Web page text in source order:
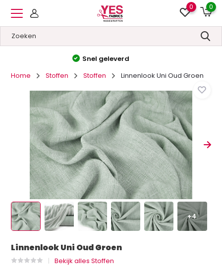
0 0
Hoge kwaliteit&Lage prijzen
Home
Stoffen Stoffen Linnenlook Uni Oud Groen
+4
Linnenlook Uni Oud Groen
Bekijk alles Stoffen